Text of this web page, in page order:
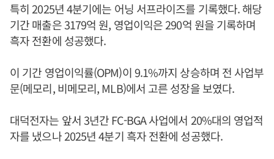
특히 2025년 4분기에는 어닝 서프라이즈를 기록했다. 해당
기간 매출은 3179억 원, 영업이익은 290억 원을 기록하며
흑자 전환에 성공했다.
이 기간 영업이익률(OPM)이 9.1%까지 상승하며 전 사업부
문(메모리, 비메모리, MLB)에서 고른 성장을 보였다.
대덕전자는 앞서 3년간 FC-BGA 사업에서 20%대의 영업적
자를 냈으나 2025년 4분기 흑자 전환에 성공했다.